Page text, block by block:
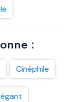
:
Cinéphile